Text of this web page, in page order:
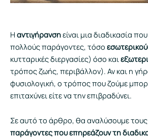
Η αντιγήρανσηείναι μια διαδικασία
πολλούς παράγοντες, τόσο
κυτταρικές διεργασίες) όσο και
τρόπος ζωής, περιβάλλον). Αν και η
φυσιολογική, ο τρόπος που ζούμε
επιταχύνει είτε να την επιβραδύνει.
Σε αυτό το άρθρο, θα αναλύσουμε τους
παράγοντες που επηρεάζουν τη